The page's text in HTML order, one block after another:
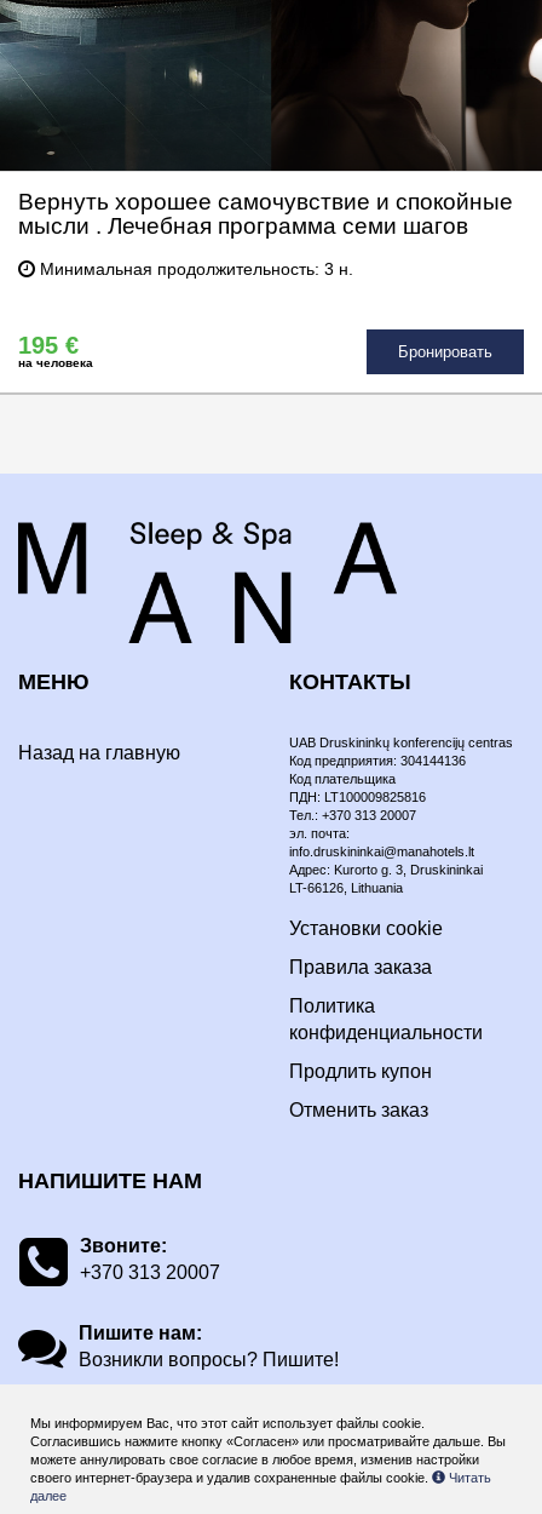
Вернуть хорошее самочувствие и спокойные
мысли . Лечебная программа семи шагов
Минимальная продолжительность: 3 н.
195 €
на человека
Бронировать
МЕНЮ
Назад на главную
КОНТАКТЫ
UAB Druskininkų konferencijų centras
Код предприятия: 304144136
Код плательщика
ПДН: LT100009825816
Тел.: +370 313 20007
эл. почта:
info.druskininkai@manahotels.lt
Aдрес: Kurorto g. 3, Druskininkai
LT-66126, Lithuania
Установки cookie
Правила заказа
Политика
конфиденциальности
Продлить купон
Отменить заказ
НАПИШИТЕ НАМ
Звоните:
+370 313 20007
Пишите нам:
Возникли вопросы? Пишите!
Мы информируем Вас, что этот сайт использует файлы cookie.
Согласившись нажмите кнопку «Согласен» или просматривайте дальше. Вы
можете аннулировать свое согласие в любое время, изменив настройки
своего интернет-браузера и удалив сохраненные файлы cookie.
Читать
далее